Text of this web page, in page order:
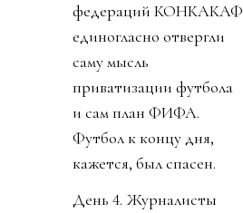
федераций КОНКАКАФ
единогласно отвергли
саму мысль
приватизации футбола
и сам план ФИФА.
Футбол к концу дня,
кажется, был спасен.
День 4. Журналисты